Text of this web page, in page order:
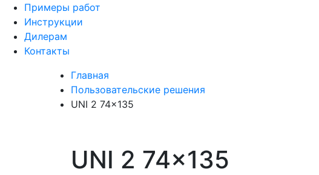
Примеры работ
Инструкции
Дилерам
Контакты
Главная
Пользовательские решения
UNI 2 74×135
UNI 2 74×135